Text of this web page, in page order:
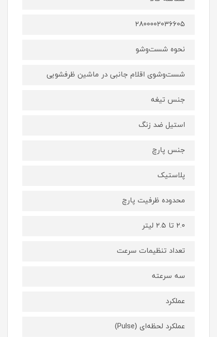
۲۸۰۰۰۰۲۰۳۶۶۰۵
نحوه شست‌وشو
شست‌وشوی اقلام جانبی در ماشین ظرفشویی
جنس تیغه
استیل ضد زنگ
جنس پارچ
پلاستیک
محدوده ظرفیت پارچ
۲.۰ تا ۲.۵ لیتر
تعداد تنظیمات سرعت
سه سرعته
عملکرد
عملکرد لحظه‌ای (Pulse)